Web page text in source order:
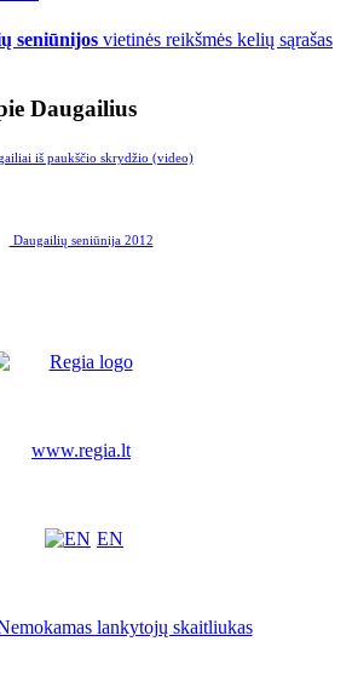
seniūnijos vietinės reikšmės kelių sąrašas
Daugailius
iš paukščio skrydžio (video)
Daugailių seniūnija 2012
www.regia.lt
EN